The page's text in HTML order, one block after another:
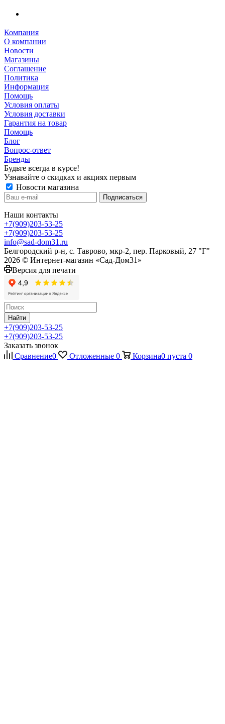
Компания
О компании
Новости
Магазины
Соглашение
Политика
Информация
Помощь
Условия оплаты
Условия доставки
Гарантия на товар
Помощь
Блог
Вопрос-ответ
Бренды
Будьте всегда в курсе!
Узнавайте о скидках и акциях первым
Новости магазина
Наши контакты
+7(909)203-53-25
+7(909)203-53-25
info@sad-dom31.ru
Белгородский р-н, с. Таврово, мкр-2, пер. Парковый, 27 "Г"
2026 © Интернет-магазин «Сад-Дом31»
Версия для печати
Найти
+7(909)203-53-25
+7(909)203-53-25
Заказать звонок
Сравнение0 Отложенные 0 Корзина0 пуста 0